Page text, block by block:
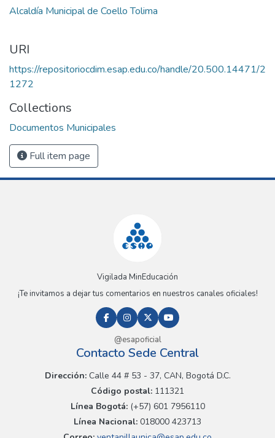
Alcaldía Municipal de Coello Tolima
URI
https://repositoriocdim.esap.edu.co/handle/20.500.14471/2
1272
Collections
Documentos Municipales
Full item page
Vigilada MinEducación
¡Te invitamos a dejar tus comentarios en nuestros canales oficiales!
@esapoficial
Contacto Sede Central
Dirección:Calle 44 # 53 - 37, CAN, Bogotá D.C.
Código postal: 111321
Línea Bogotá:(+57) 601 7956110
Línea Nacional: 018000 423713